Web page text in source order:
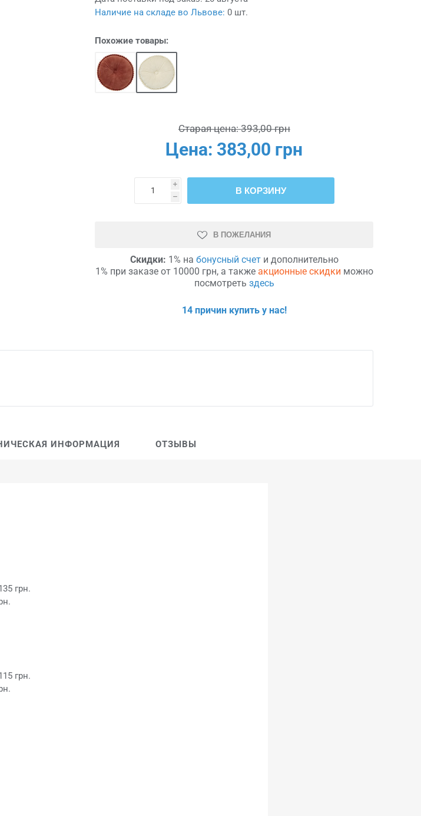
Наличие на складе во Львове: 0 шт.
Похожие товары:
Старая цена: 393,00 грн
Цена: 383,00 грн
i
h
В КОРЗИНУ
В ПОЖЕЛАНИЯ
Скидки: 1% на бонусный счети дополнительно
1% при заказе от 10000 грн, а также акционные скидки можно
посмотреть здесь
14 причин купить у нас!
ИНФОРМАЦИЯ ОТЗЫВЫ
грн.
грн.